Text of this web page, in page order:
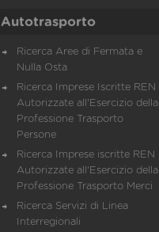
Autotrasporto
Ricerca Aree di Fermata e
Nulla Osta
Ricerca Imprese Iscritte REN
Autorizzate all'Esercizio della
Professione Trasporto
Persone
Ricerca Imprese iscritte REN
Autorizzate all'Esercizio della
Professione Trasporto Merci
Ricerca Servizi di Linea
Interregionali